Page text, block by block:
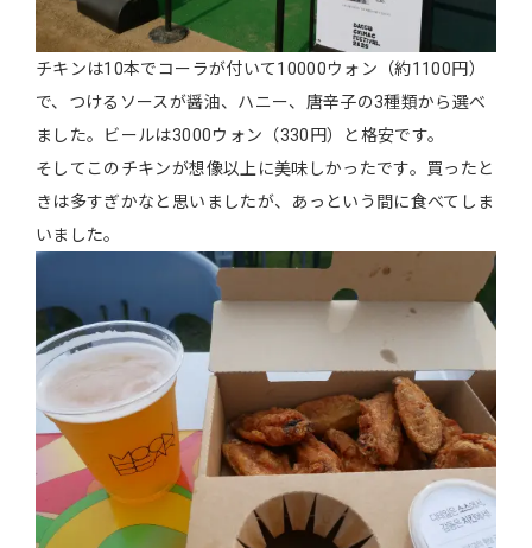
チキンは10本でコーラが付いて10000ウォン（約1100円）
で、つけるソースが醤油、ハニー、唐辛子の3種類から選べ
ました。ビールは3000ウォン（330円）と格安です。
そしてこのチキンが想像以上に美味しかったです。買ったと
きは多すぎかなと思いましたが、あっという間に食べてしま
いました。